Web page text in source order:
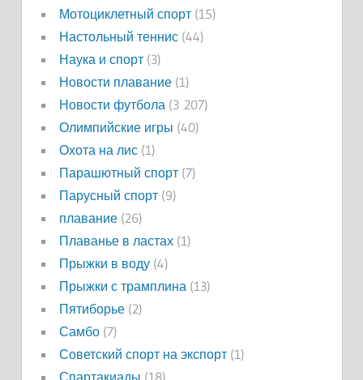
Мотоциклетный спорт(15)
Настольный теннис(44)
Наука и спорт(3)
Новости плавание(1)
Новости футбола (3 207)
Олимпийские игры (40)
Охота на лис(1)
Парашютный спорт(7)
Парусный спорт(9)
плавание(26)
Плаванье в ластах(1)
Прыжки в воду(4)
Прыжки с трамплина (13)
Пятиборье(2)
Самбо(7)
Советский спорт на экспорт(1)
Спартакиады (18)